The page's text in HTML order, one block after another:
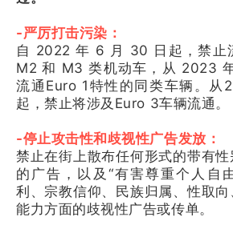
-严厉打击污染：
自 2022 年 6 月 30 日起，禁止
M2 和 M3 类机动车，从 2023
流通Euro 1特性的同类车辆。从
起，禁止将涉及Euro 3车辆流通。
-停止攻击性和歧视性广告发放：
禁止在街上散布任何形式的带有
的广告，以及“有害尊重个人自
利、宗教信仰、民族归属、性取
能力方面的歧视性广告或传单。